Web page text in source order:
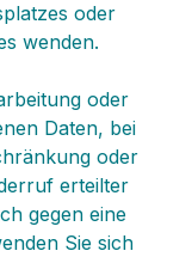
oder
wenden.
oder
Daten, bei
oder
erteilter
gegen eine
Sie sich